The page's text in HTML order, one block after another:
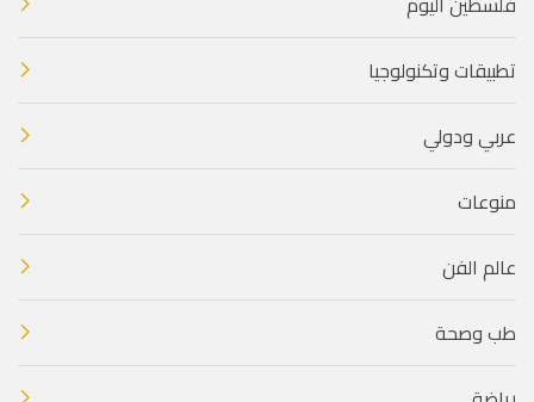
تطبيقات وتكنولوجيا
عربي ودولي
منوعات
عالم الفن
طب وصحة